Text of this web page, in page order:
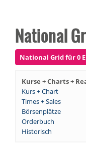
National
National Grid für 0
Kurse + Charts +
Kurs + Chart
Times + Sales
Börsenplätze
Orderbuch
Historisch